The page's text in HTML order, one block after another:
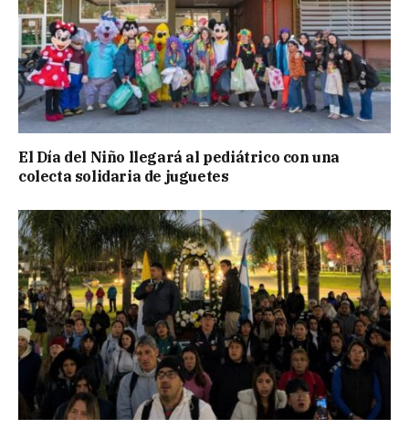
El Día del Niño llegará al pediátrico con una
colecta solidaria de juguetes